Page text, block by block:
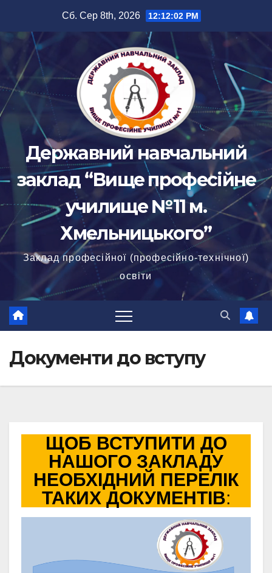
Сб. Сер 8th, 2026 12:12:02 PM
Державний навчальний
заклад “Вище професійне
училище №11 м.
Хмельницького”
Заклад професійної (професійно-технічної)
освіти
Документи до вступу
ЩОБ ВСТУПИТИ ДО
НАШОГО ЗАКЛАДУ
НЕОБХІДНИЙ ПЕРЕЛІК
ТАКИХ ДОКУМЕНТІВ: